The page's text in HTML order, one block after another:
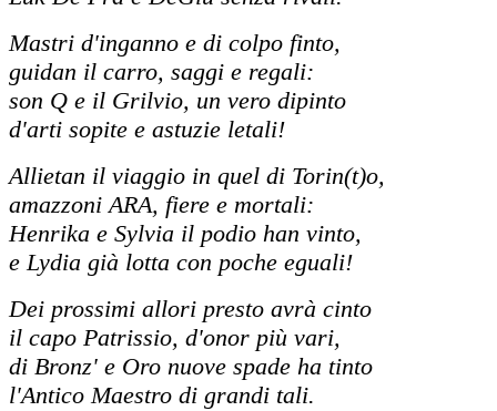
Mastri d'inganno e di colpo finto,
guidan il carro, saggi e regali:
son Q e il Grilvio, un vero dipinto
d'arti sopite e astuzie letali!
Allietan il viaggio in quel di Torin(t)o,
amazzoni ARA, fiere e mortali:
Henrika e Sylvia il podio han vinto,
e Lydia già lotta con poche eguali!
Dei prossimi allori presto avrà cinto
il capo Patrissio, d'onor più vari,
di Bronz' e Oro nuove spade ha tinto
l'Antico Maestro di grandi tali.